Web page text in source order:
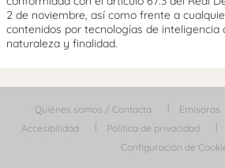
2 de noviembre, así como frente a
contenidos por tecnologías de inteligencia
naturaleza y finalidad.
Quiénes somos / Contacta Emisoras
Accesibilidad
Política de privacidad
Configuración de